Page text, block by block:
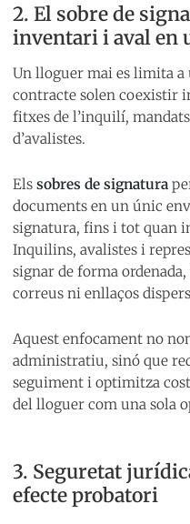
2. El sobre de
inventari i aval en
Un lloguer mai es limita
contracte solen coexistir
fitxes de l’inquilí,
d’avalistes.
Els sobres de signatura
documents en un únic
signatura, fins i tot quan
Inquilins, avalistes i
signar de forma
correus ni enllaços
Aquest enfocament no
administratiu, sinó que
seguiment i optimitza
del lloguer com una sola
3. Seguretat
efecte probatori